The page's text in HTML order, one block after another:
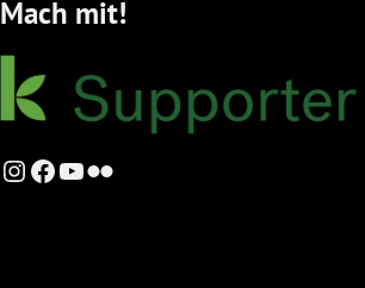
Mach mit!
Instagram
Facebook
YouTube
Flickr